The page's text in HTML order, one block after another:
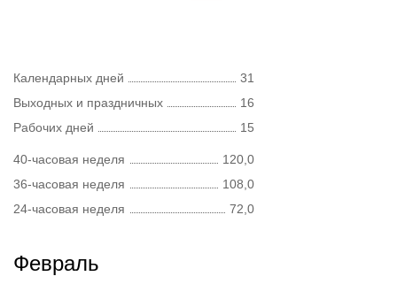
Календарных дней
31
Выходных и праздничных
16
Рабочих дней
15
40-часовая неделя
120,0
36-часовая неделя
108,0
24-часовая неделя
72,0
Февраль